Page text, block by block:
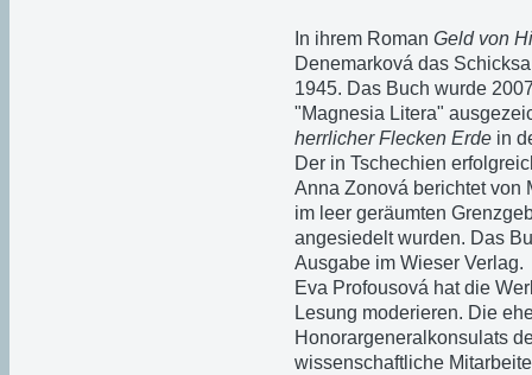
In ihrem Roman Geld von
Denemarková das
1945. Das Buch wurde
"Magnesia Litera"
herrlicher Flecken Erde in
Der in Tschechien
Anna Zonová berichtet von
im leer geräumten
angesiedelt wurden. Das
Ausgabe im Wieser Verlag.
Eva Profousová hat die
Lesung moderieren. Die
Honorargeneralkonsulats
wissenschaftliche